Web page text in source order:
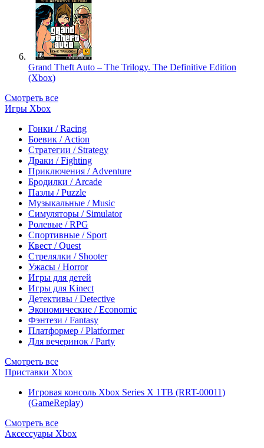
Grand Theft Auto – The Trilogy. The Definitive Edition
(Xbox)
Смотреть все
Игры Xbox
Гонки / Racing
Боевик / Action
Стратегии / Strategy
Драки / Fighting
Приключения / Adventure
Бродилки / Arcade
Пазлы / Puzzle
Музыкальные / Music
Симуляторы / Simulator
Ролевые / RPG
Спортивные / Sport
Квест / Quest
Стрелялки / Shooter
Ужасы / Horror
Игры для детей
Игры для Kinect
Детективы / Detective
Экономические / Economic
Фэнтези / Fantasy
Платформер / Platformer
Для вечеринок / Party
Смотреть все
Приставки Xbox
Игровая консоль Xbox Series X 1TB (RRT-00011)
(GameReplay)
Смотреть все
Аксессуары Xbox